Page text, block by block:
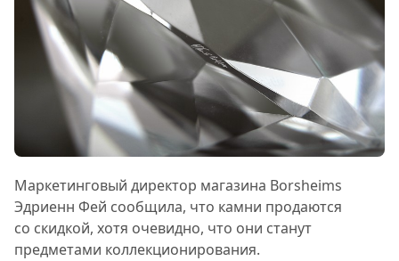
Маркетинговый директор магазина Borsheims
Эдриенн Фей сообщила, что камни продаются
со скидкой, хотя очевидно, что они станут
предметами коллекционирования.